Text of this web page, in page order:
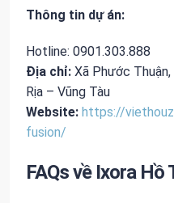
Thông tin dự án:
Hotline: 0901.303.888
Địa chỉ: Xã Phước
Rịa – Vũng Tàu
Website: https://
fusion/
FAQs về Ixora Hồ